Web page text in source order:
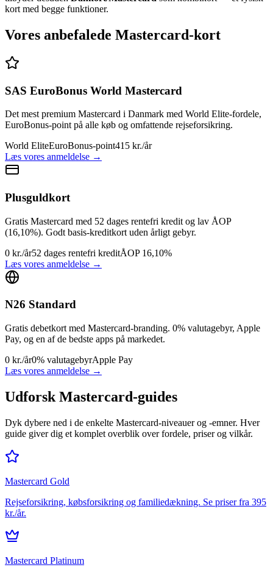
kort med begge funktioner.
Vores anbefalede Mastercard-kort
SAS EuroBonus World Mastercard
Det mest premium Mastercard i Danmark med World Elite-fordele,
EuroBonus-point på alle køb og omfattende rejseforsikring.
World EliteEuroBonus-point415 kr./år
Læs vores anmeldelse →
Plusguldkort
Gratis Mastercard med 52 dages rentefri kredit og lav ÅOP
(16,10%). Godt basis-kreditkort uden årligt gebyr.
0 kr./år52 dages rentefri kreditÅOP 16,10%
Læs vores anmeldelse →
N26 Standard
Gratis debetkort med Mastercard-branding. 0% valutagebyr, Apple
Pay, og en af de bedste apps på markedet.
0 kr./år0% valutagebyrApple Pay
Læs vores anmeldelse →
Udforsk Mastercard-guides
Dyk dybere ned i de enkelte Mastercard-niveauer og -emner. Hver
guide giver dig et komplet overblik over fordele, priser og vilkår.
Mastercard Gold
Rejseforsikring, købsforsikring og familiedækning. Se priser fra 395
kr./år.
Mastercard Platinum